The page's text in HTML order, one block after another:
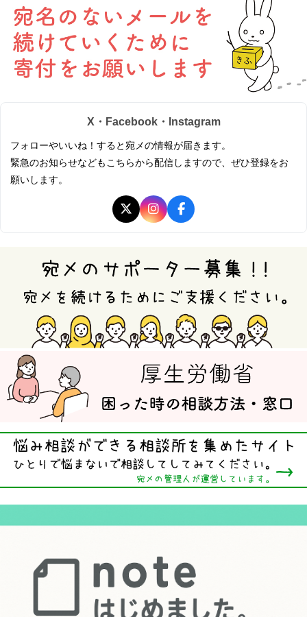
X・Facebook・Instagram
フォローやいいね！すると宛メの情報が届きます。
緊急のお知らせなどもこちらから配信しますので、ぜひ登録をお
願いします。